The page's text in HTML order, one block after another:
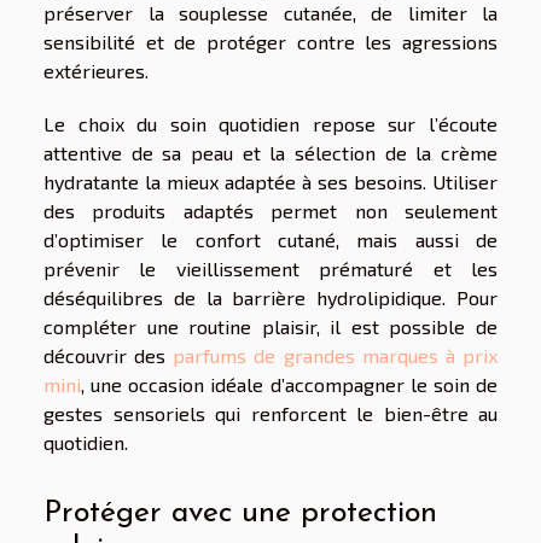
préserver la souplesse cutanée, de limiter la
sensibilité et de protéger contre les agressions
extérieures.
Le choix du soin quotidien repose sur l’écoute
attentive de sa peau et la sélection de la crème
hydratante la mieux adaptée à ses besoins. Utiliser
des produits adaptés permet non seulement
d’optimiser le confort cutané, mais aussi de
prévenir le vieillissement prématuré et les
déséquilibres de la barrière hydrolipidique. Pour
compléter une routine plaisir, il est possible de
découvrir des parfums de grandes marques à prix
mini, une occasion idéale d’accompagner le soin de
gestes sensoriels qui renforcent le bien-être au
quotidien.
Protéger avec une protection